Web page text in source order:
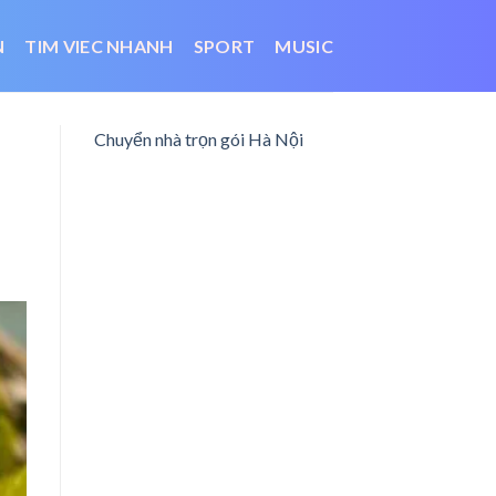
TIM VIEC NHANH SPORT MUSIC
Chuyển nhà trọn gói Hà Nội